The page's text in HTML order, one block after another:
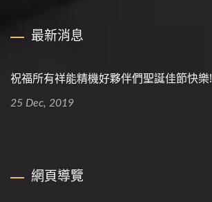
最新消息
祝福所有祥能精機好夥伴們聖誕佳節快樂!
25 Dec, 2019
網頁導覽